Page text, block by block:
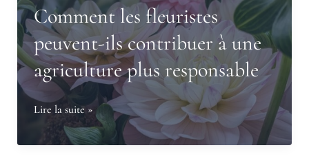
:
quand
la
fleur
devient
décor
narratif
Comment les fleuristes
peuvent-ils contribuer à une
agriculture plus responsable
Comment
fleuristes
Lire la suite »